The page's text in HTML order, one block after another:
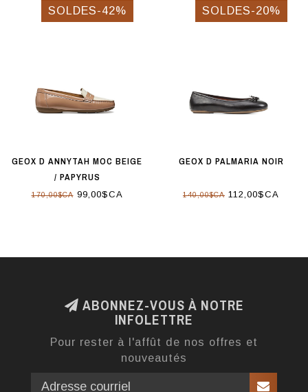
SOLDES-42%
GEOX D ANNYTAH MOC BEIGE
/ PAPYRUS
170,00$CA99,00$CA
SOLDES-20%
GEOX D PALMARIA NOIR
140,00$CA 112,00$CA
ABONNEZ-VOUS À NOTRE
INFOLETTRE
Pour rester à l'affût de nos offres et
nouveautés